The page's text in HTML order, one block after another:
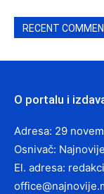
RECENT
O portalu i
Adresa: 29
Osnivač:
El. adresa: